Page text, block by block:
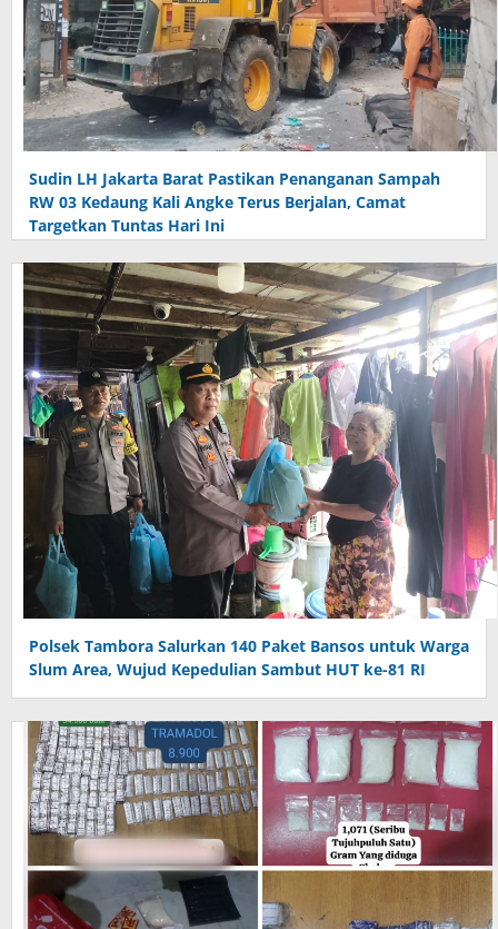
Sudin LH Jakarta Barat Pastikan Penanganan Sampah
RW 03 Kedaung Kali Angke Terus Berjalan, Camat
Targetkan Tuntas Hari Ini
Polsek Tambora Salurkan 140 Paket Bansos untuk Warga
Slum Area, Wujud Kepedulian Sambut HUT ke-81 RI